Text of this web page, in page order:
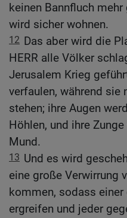
keinen Bannfluch
wird sicher wohnen.
12 Das aber wird die
HERR alle Völker
Jerusalem Krieg
verfaulen, während sie
stehen; ihre Augen
Höhlen, und ihre
Mund.
13 Und es wird
eine große Verwirrung
kommen, sodass
ergreifen und jeder